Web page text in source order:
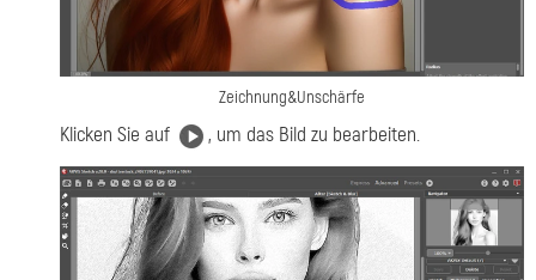
Zeichnung&Unschärfe
Klicken Sie auf , um das Bild zu bearbeiten.